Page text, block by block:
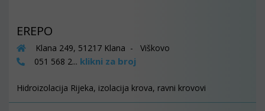
EREPO
Klana 249, 51217 Klana - Viškovo
051 568 2... klikni za broj
Hidroizolacija Rijeka, izolacija krova, ravni krovovi